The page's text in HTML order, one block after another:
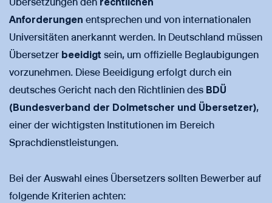
Übersetzungen den rechtlichen
Anforderungen entsprechen und von internationalen
Universitäten anerkannt werden. In Deutschland müssen
Übersetzer beeidigt sein, um offizielle Beglaubigungen
vorzunehmen. Diese Beeidigung erfolgt durch ein
deutsches Gericht nach den Richtlinien des BDÜ
(Bundesverband der Dolmetscher und Übersetzer),
einer der wichtigsten Institutionen im Bereich
Sprachdienstleistungen.
Bei der Auswahl eines Übersetzers sollten Bewerber auf
folgende Kriterien achten: